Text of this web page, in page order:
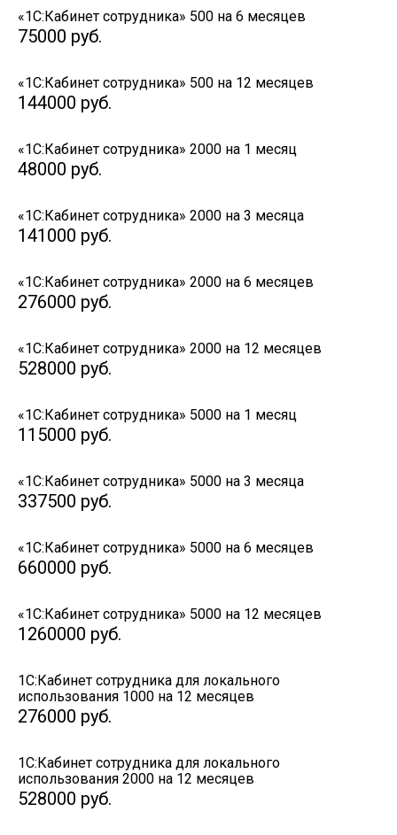
«1С:Кабинет сотрудника» 500 на 6 месяцев
75000 руб.
«1С:Кабинет сотрудника» 500 на 12 месяцев
144000 руб.
«1С:Кабинет сотрудника» 2000 на 1 месяц
48000 руб.
«1С:Кабинет сотрудника» 2000 на 3 месяца
141000 руб.
«1С:Кабинет сотрудника» 2000 на 6 месяцев
276000 руб.
«1С:Кабинет сотрудника» 2000 на 12 месяцев
528000 руб.
«1С:Кабинет сотрудника» 5000 на 1 месяц
115000 руб.
«1С:Кабинет сотрудника» 5000 на 3 месяца
337500 руб.
«1С:Кабинет сотрудника» 5000 на 6 месяцев
660000 руб.
«1С:Кабинет сотрудника» 5000 на 12 месяцев
1260000 руб.
1С:Кабинет сотрудника для локального
использования 1000 на 12 месяцев
276000 руб.
1С:Кабинет сотрудника для локального
использования 2000 на 12 месяцев
528000 руб.